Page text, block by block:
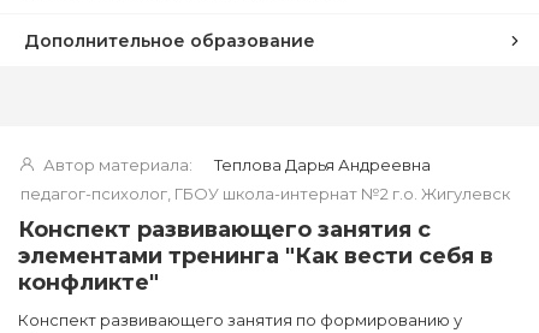
Дополнительное образование
Автор материала:
Теплова Дарья Андреевна
педагог-психолог, ГБОУ школа-интернат №2 г.о. Жигулевск
Конспект развивающего занятия с
элементами тренинга "Как вести себя в
конфликте"
Конспект развивающего занятия по формированию у